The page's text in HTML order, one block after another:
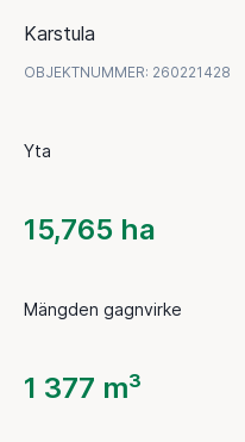
Karstula
OBJEKTNUMMER: 260221428
Yta
15,765 ha
Mängden gagnvirke
1 377 m³